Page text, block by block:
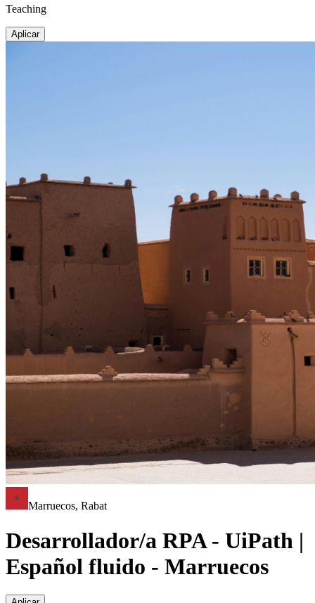
Teaching
Aplicar
Marruecos, Rabat
Desarrollador/a RPA - UiPath |
Español fluido - Marruecos